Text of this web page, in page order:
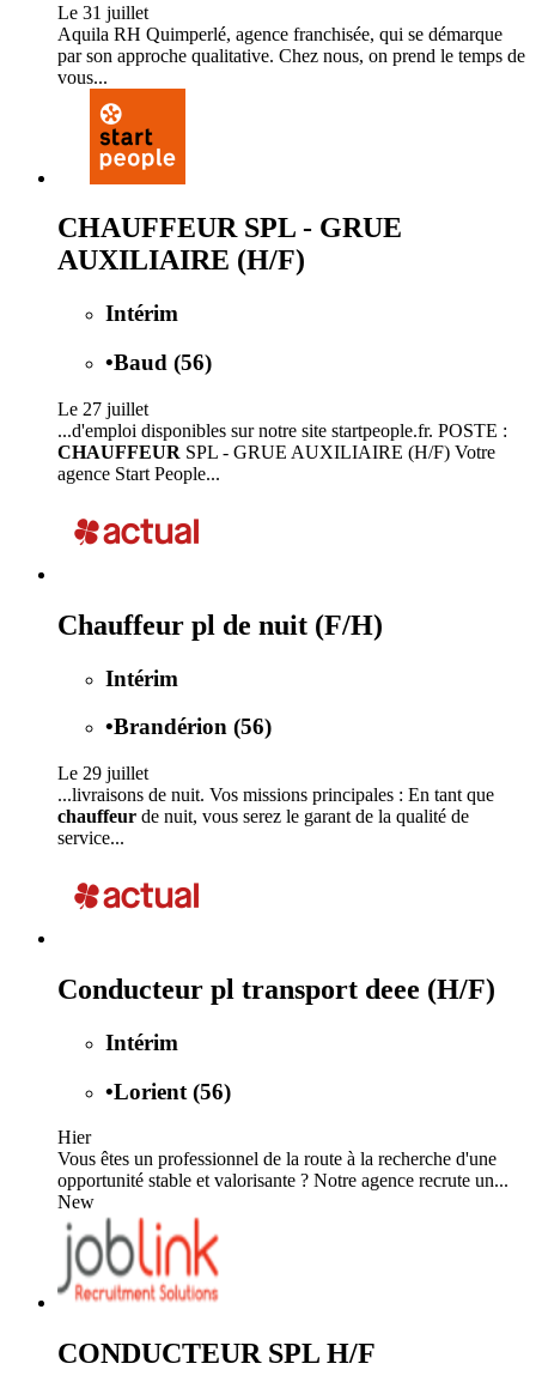
Le 31 juillet
Aquila RH Quimperlé, agence franchisée, qui se démarque
par son approche qualitative. Chez nous, on prend le temps de
vous...
CHAUFFEUR SPL - GRUE
AUXILIAIRE (H/F)
Intérim
•Baud (56)
Le 27 juillet
...d'emploi disponibles sur notre site startpeople.fr. POSTE :
CHAUFFEUR SPL - GRUE AUXILIAIRE (H/F) Votre
agence Start People...
Chauffeur pl de nuit (F/H)
Intérim
•Brandérion (56)
Le 29 juillet
...livraisons de nuit. Vos missions principales : En tant que
chauffeur de nuit, vous serez le garant de la qualité de
service...
Conducteur pl transport deee (H/F)
Intérim
•Lorient (56)
Hier
Vous êtes un professionnel de la route à la recherche d'une
opportunité stable et valorisante ? Notre agence recrute un...
New
CONDUCTEUR SPL H/F